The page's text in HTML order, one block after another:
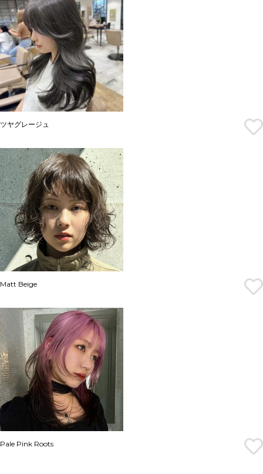
ツヤグレージュ
Matt Beige
Pale Pink Roots